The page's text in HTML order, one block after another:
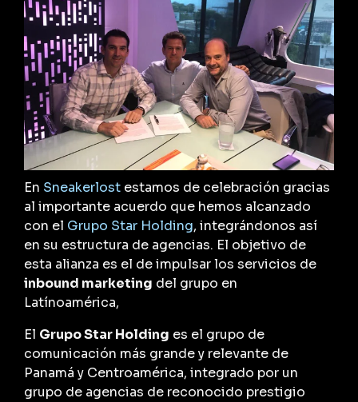
En Sneakerlost estamos de celebración gracias
al importante acuerdo que hemos alcanzado
con el Grupo Star Holding, integrándonos así
en su estructura de agencias. El objetivo de
esta alianza es el de impulsar los servicios de
inbound marketing del grupo en
Latínoamérica,
El Grupo Star Holding es el grupo de
comunicación más grande y relevante de
Panamá y Centroamérica, integrado por un
grupo de agencias de reconocido prestigio